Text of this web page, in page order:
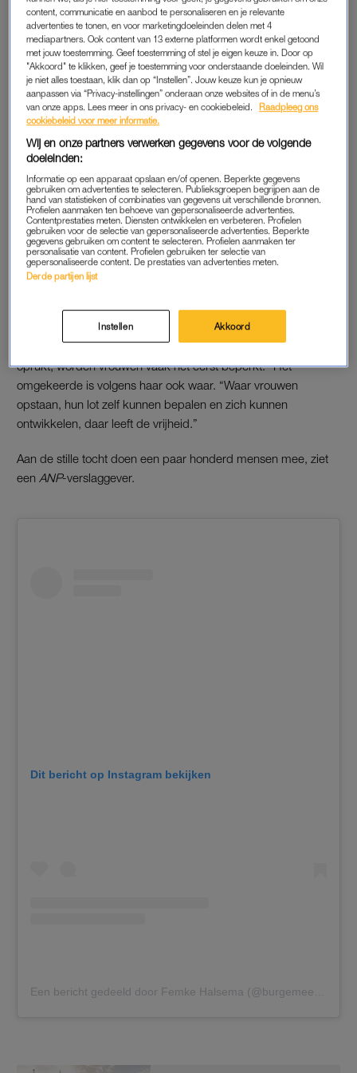
“Systematische verkrachting en vernedering, gedwongen
sterilisaties en abortus: ze vonden plaats tijdens de Holocaust
en in talloze conflicten daarvoor en daarna”, zei ze bij het
zogeheten Zigeunermonument op het Museumplein, dat
herinnert aan alle Sinti en Roma die in deTweede
Wereldoorlog zijn omgekomen.
Geweld tegen vrouwen in tijden van oorlog en conflict heeft
volgens Halsema lang weinig aandacht gekregen. Niet alleen
in de Tweede Wereldoorlog was daarvan sprake, maar ook nu
in bijvoorbeeld Iran, “waar vrouwen worden vermoord als zij
hun haar laten zien”, aldus Halsema. Of inSoedanen Congo,
“waar vrouwen op grote schaal worden verkracht”.
GEVOLGEN VOOR VROUWEN
“Het vernederen en vermoorden van vrouwen omdat ze vrouw
zijn onthult een diepere waarheid over elke samenleving, in
oorlogs- en in vredestijd”, zei Halsema. “Waar autoritarisme
oprukt, worden vrouwen vaak het eerst beperkt.” Het
omgekeerde is volgens haar ook waar. “Waar vrouwen
opstaan, hun lot zelf kunnen bepalen en zich kunnen
ontwikkelen, daar leeft de vrijheid.”
Aan de stille tocht doen een paar honderd mensen mee, ziet
een ANP-verslaggever.
Dit bericht op Instagram bekijken
content, communicatie en aanbod te personaliseren en je relevante
advertenties te tonen, en voor marketingdoeleinden delen met 4
mediapartners. Ook content van 13 externe platformen wordt enkel getoond
met jouw toestemming. Geef toestemming of stel je eigen keuze in. Door op
"Akkoord" te klikken, geef je toestemming voor onderstaande doeleinden. Wil
je niet alles toestaan, klik dan op “Instellen”. Jouw keuze kun je opnieuw
aanpassen via “Privacy-instellingen” onderaan onze websites of in de menu’s
van onze apps. Lees meer in ons privacy- en cookiebeleid.
Raadpleeg ons
cookiebeleid voor meer informatie.
Wij en onze partners verwerken gegevens voor de volgende
doeleinden:
Informatie op een apparaat opslaan en/of openen. Beperkte gegevens
gebruiken om advertenties te selecteren. Publieksgroepen begrijpen aan de
hand van statistieken of combinaties van gegevens uit verschillende bronnen.
Profielen aanmaken ten behoeve van gepersonaliseerde advertenties.
Contentprestaties meten. Diensten ontwikkelen en verbeteren. Profielen
gebruiken voor de selectie van gepersonaliseerde advertenties. Beperkte
gegevens gebruiken om content te selecteren. Profielen aanmaken ter
personalisatie van content. Profielen gebruiken ter selectie van
gepersonaliseerde content. De prestaties van advertenties meten.
Derde partijen lijst
Instellen Akkoord